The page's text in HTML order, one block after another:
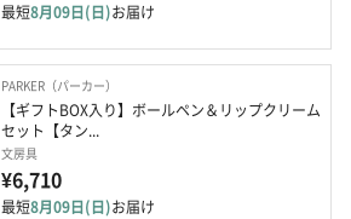
最短8月09日(日)お届け
PARKER（パーカー）
【ギフトBOX入り】ボールペン＆リップクリーム
セット【タン...
文房具
¥6,710
最短8月09日(日)お届け